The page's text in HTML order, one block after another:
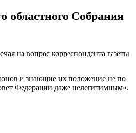
областного Собрания
на вопрос корреспондента газеты
и знающие их положение не по
Федерации даже нелегитимным».